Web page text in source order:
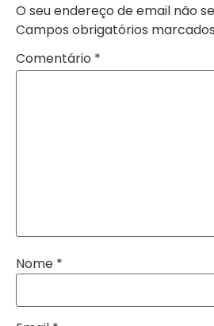
O seu endereço de email não
Campos obrigatórios
Comentário *
Nome *